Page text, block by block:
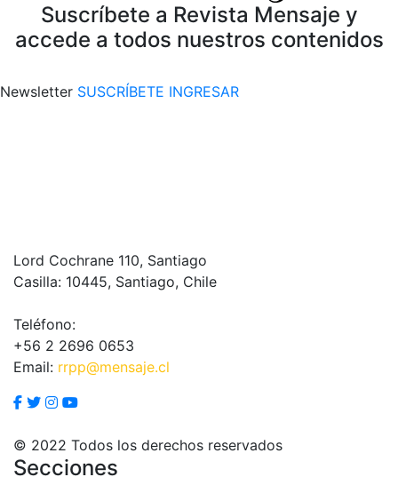
Suscríbete a Revista Mensaje y
accede a todos nuestros contenidos
Newsletter SUSCRÍBETE INGRESAR
Lord Cochrane 110, Santiago
Casilla: 10445, Santiago, Chile
Teléfono:
+56 2 2696 0653
Email: rrpp@mensaje.cl
© 2022 Todos los derechos reservados
Secciones